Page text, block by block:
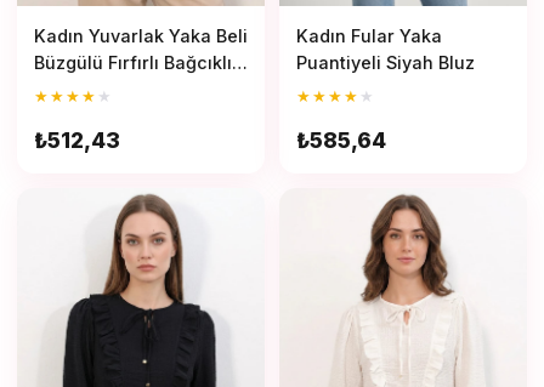
Kadın Yuvarlak Yaka Beli
Büzgülü Fırfırlı Bağcıklı
Kahverengi Bluz
★★★★ ★
₺512,43
Kadın Fular Yaka
Puantiyeli Siyah Bluz
★★★★ ★
₺585,64